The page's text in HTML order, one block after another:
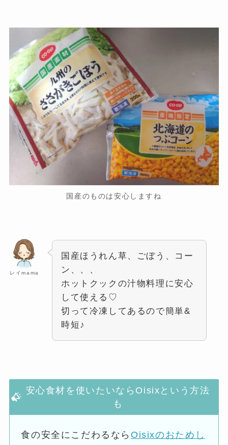
国産のものは安心しますね
レイmama
国産ほうれん草、ごぼう、コー
ン、、、
ホットクックの汁物料理に安心
して使える♡
切って冷凍してあるので簡単&
時短♪
安心食材を使いたいならOisixという方法
も
食の安全にこだわるなら Oisixのおためし